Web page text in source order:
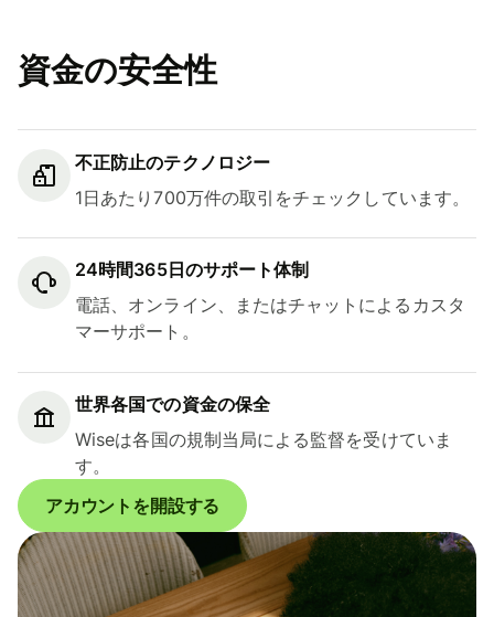
資金の安全性
不正防止のテクノロジー
1日あたり700万件の取引をチェックしています。
24時間365日のサポート体制
電話、オンライン、またはチャットによるカスタ
マーサポート。
世界各国での資金の保全
Wiseは各国の規制当局による監督を受けていま
す。
アカウントを開設する